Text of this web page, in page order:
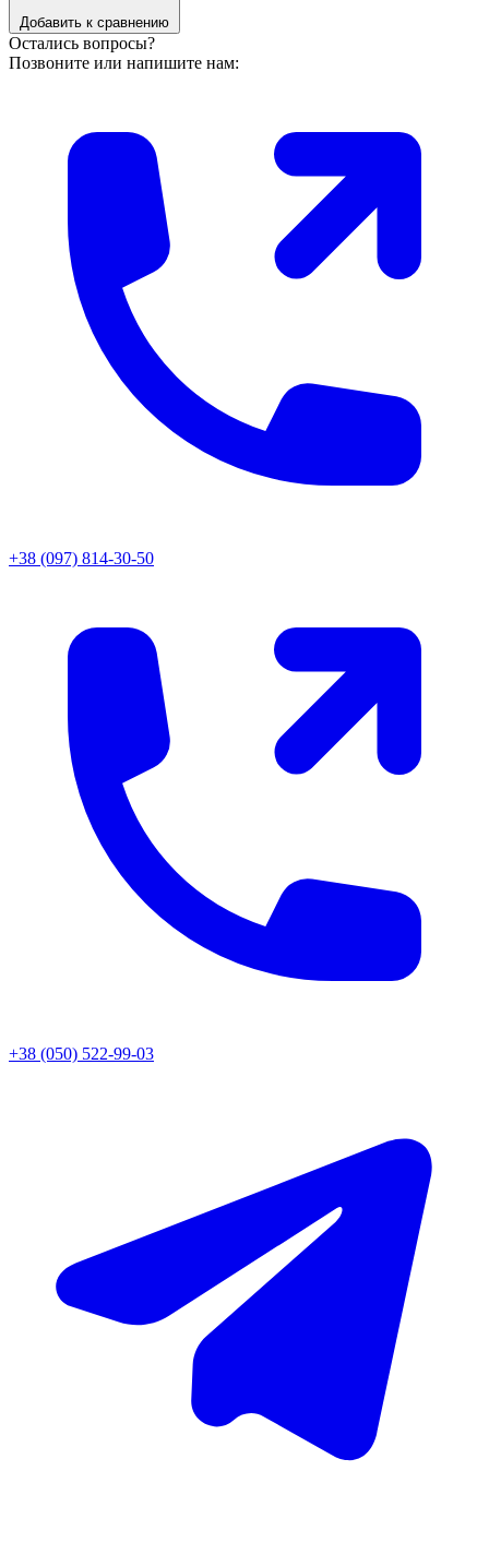
Добавить к сравнению
Остались вопросы?
Позвоните или напишите нам:
+38 (097) 814-30-50
+38 (050) 522-99-03